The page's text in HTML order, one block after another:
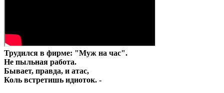
Трудился в фирме: "Муж на час".
Не пыльная работа.
Бывает, правда, и атас,
Коль встретишь идиоток. -